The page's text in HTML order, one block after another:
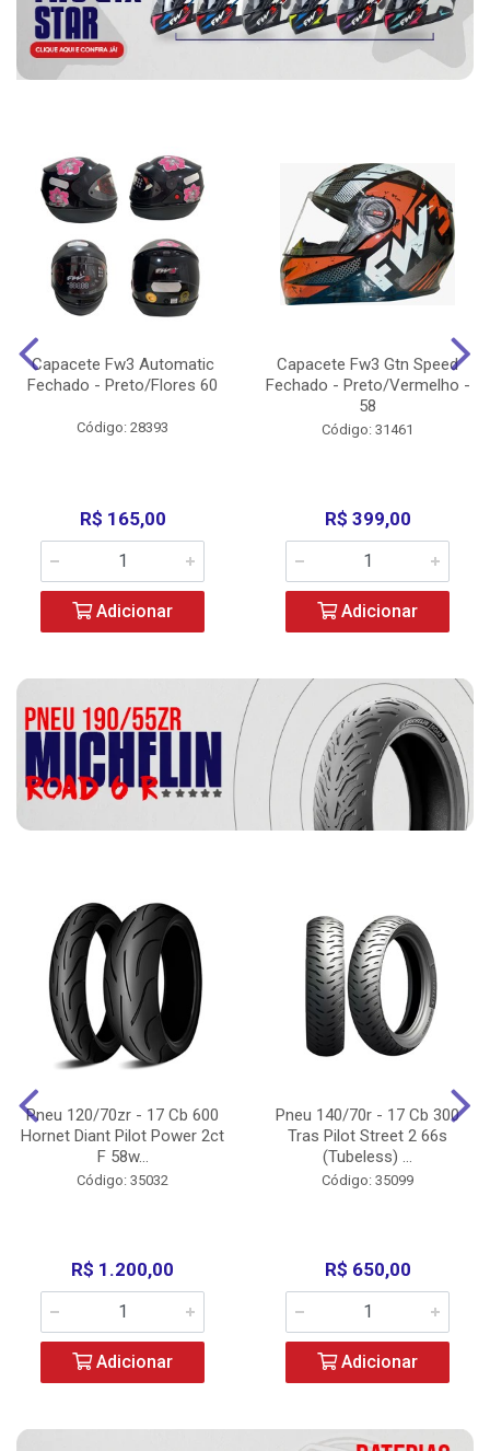
Capacete Fw3 Automatic
Fechado - Preto/Flores 60
Código: 28393
R$ 165,00
Adicionar
Capacete Fw3 Gtn Speed
Fechado - Preto/Vermelho -
58
Código: 31461
R$ 399,00
Adicionar
Pneu 120/70zr - 17 Cb 600
Hornet Diant Pilot Power 2ct
F 58w...
Código: 35032
R$ 1.200,00
Adicionar
Pneu 140/70r - 17 Cb 300
Tras Pilot Street 2 66s
(Tubeless) ...
Código: 35099
R$ 650,00
Adicionar